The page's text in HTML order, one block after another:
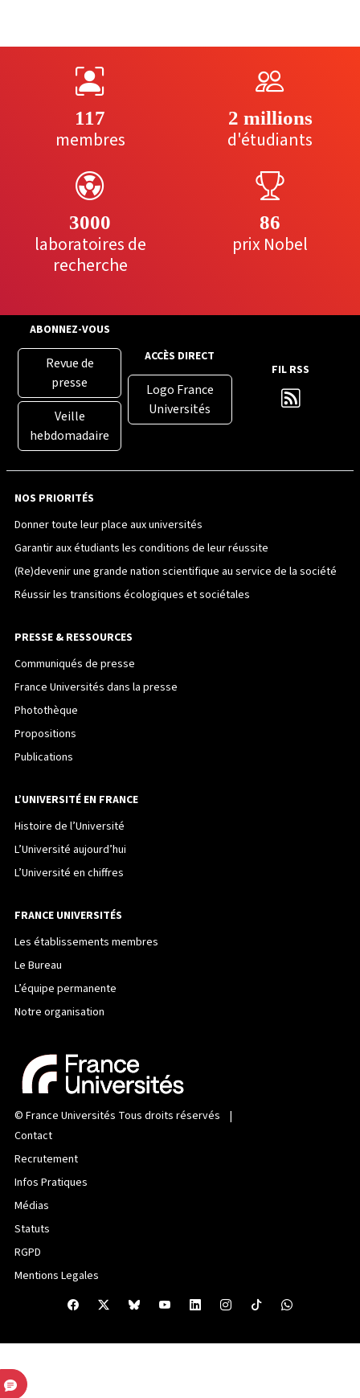
117
membres
2 millions
d'étudiants
3000
laboratoires de
recherche
86
prix Nobel
ABONNEZ-VOUS
Revue de
presse
Veille
hebdomadaire
ACCÈS DIRECT
Logo France
Universités
FIL RSS
NOS PRIORITÉS
Donner toute leur place aux universités
Garantir aux étudiants les conditions de leur réussite
(Re)devenir une grande nation scientifique au service de la société
Réussir les transitions écologiques et sociétales
PRESSE & RESSOURCES
Communiqués de presse
France Universités dans la presse
Photothèque
Propositions
Publications
L’UNIVERSITÉ EN FRANCE
Histoire de l’Université
L’Université aujourd’hui
L’Université en chiffres
FRANCE UNIVERSITÉS
Les établissements membres
Le Bureau
L’équipe permanente
Notre organisation
© France Universités Tous droits réservés |
Contact
Recrutement
Infos Pratiques
Médias
Statuts
RGPD
Mentions Legales